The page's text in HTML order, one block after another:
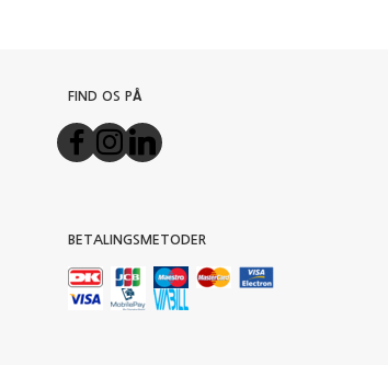
FIND OS PÅ
BETALINGSMETODER